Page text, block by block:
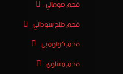
فحم صومالي
فحم طلح سوداني
فحم كولومبي
فحم مشاوي